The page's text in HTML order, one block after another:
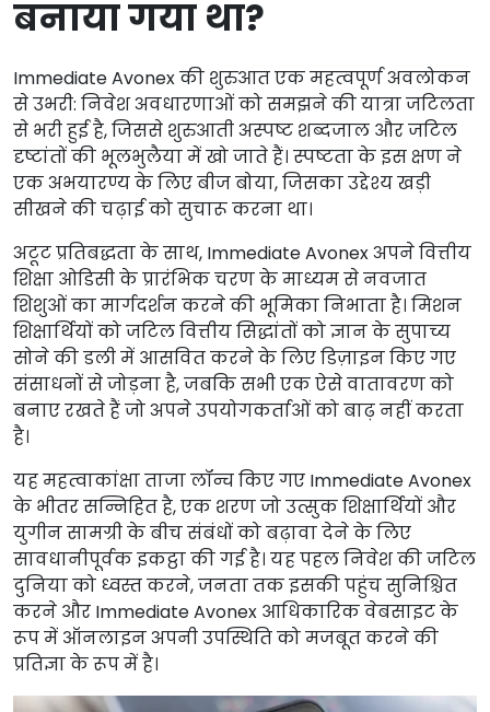
बनाया गया था?
Immediate Avonex की शुरुआत एक महत्वपूर्ण अवलोकन
से उभरी: निवेश अवधारणाओं को समझने की यात्रा जटिलता
से भरी हुई है, जिससे शुरुआती अस्पष्ट शब्दजाल और जटिल
दृष्टांतों की भूलभुलैया में खो जाते हैं। स्पष्टता के इस क्षण ने
एक अभयारण्य के लिए बीज बोया, जिसका उद्देश्य खड़ी
सीखने की चढ़ाई को सुचारू करना था।
अटूट प्रतिबद्धता के साथ, Immediate Avonex अपने वित्तीय
शिक्षा ओडिसी के प्रारंभिक चरण के माध्यम से नवजात
शिशुओं का मार्गदर्शन करने की भूमिका निभाता है। मिशन
शिक्षार्थियों को जटिल वित्तीय सिद्धांतों को ज्ञान के सुपाच्य
सोने की डली में आसवित करने के लिए डिज़ाइन किए गए
संसाधनों से जोड़ना है, जबकि सभी एक ऐसे वातावरण को
बनाए रखते हैं जो अपने उपयोगकर्ताओं को बाढ़ नहीं करता
है।
यह महत्वाकांक्षा ताजा लॉन्च किए गए Immediate Avonex
के भीतर सन्निहित है, एक शरण जो उत्सुक शिक्षार्थियों और
युगीन सामग्री के बीच संबंधों को बढ़ावा देने के लिए
सावधानीपूर्वक इकट्ठा की गई है। यह पहल निवेश की जटिल
दुनिया को ध्वस्त करने, जनता तक इसकी पहुंच सुनिश्चित
करने और Immediate Avonex आधिकारिक वेबसाइट के
रूप में ऑनलाइन अपनी उपस्थिति को मजबूत करने की
प्रतिज्ञा के रूप में है।